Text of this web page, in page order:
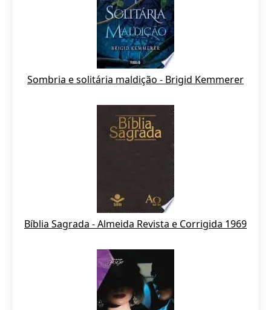
Sombria e solitária maldição - Brigid Kemmerer
Bíblia Sagrada - Almeida Revista e Corrigida 1969